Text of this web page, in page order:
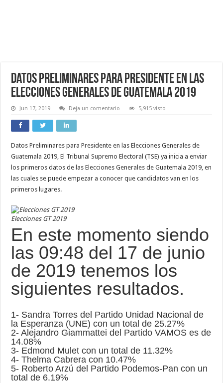
Datos Preliminares para Presidente en las
Elecciones Generales de Guatemala 2019
Jun 17, 2019 Deja un comentario 5,915 visto
Datos Preliminares para Presidente en las Elecciones Generales de
Guatemala 2019, El Tribunal Supremo Electoral (TSE) ya inicia a enviar
los primeros datos de las Elecciones Generales de Guatemala 2019, en
las cuales se puede empezar a conocer que candidatos van en los
primeros lugares.
Elecciones GT 2019
En este momento siendo
las 09:48 del 17 de junio
de 2019 tenemos los
siguientes resultados.
1- Sandra Torres del Partido Unidad Nacional de
la Esperanza (UNE) con un total de 25.27%
2- Alejandro Giammattei del Partido VAMOS es de
14.08%
3- Edmond Mulet con un total de 11.32%
4- Thelma Cabrera con 10.47%
5- Roberto Arzú del Partido Podemos-Pan con un
total de 6.19%